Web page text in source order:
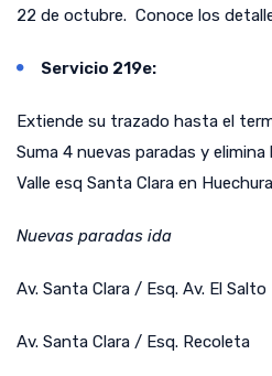
22 de octubre. Conoce los
Servicio 219e:
Extiende su trazado hasta el
Suma 4 nuevas paradas y
Valle esq Santa Clara en
Nuevas paradas ida
Av. Santa Clara / Esq. Av. El Salto
Av. Santa Clara / Esq. Recoleta